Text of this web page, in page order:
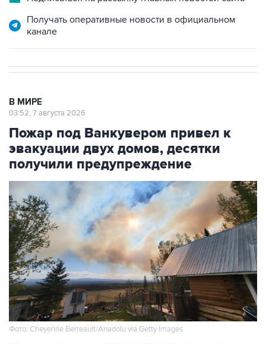
Получать оперативные новости в официальном
канале
В МИРЕ
03:52, 7 августа 2026
Пожар под Ванкувером привел к
эвакуации двух домов, десятки
получили предупреждение
Фото: Cheyenne Berreault/Anadolu via Getty Images